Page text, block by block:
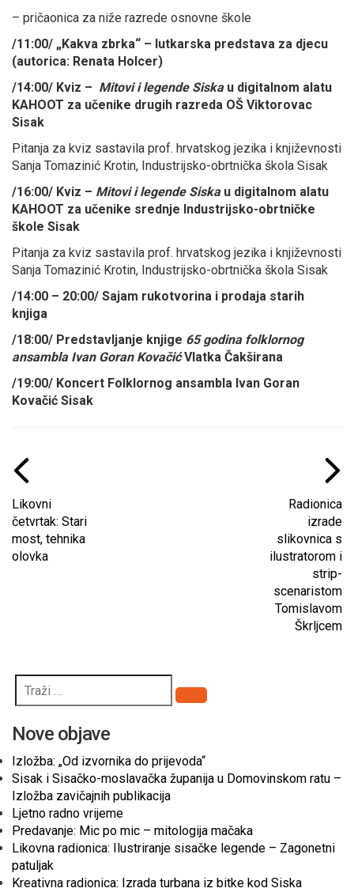
– pričaonica za niže razrede osnovne škole
/11:00/ „Kakva zbrka“ – lutkarska predstava za djecu
(autorica: Renata Holcer)
/14:00/ Kviz – Mitovi i legende Siskau digitalnom alatu
KAHOOT za učenike drugih razreda OŠ Viktorovac
Sisak
Pitanja za kviz sastavila prof. hrvatskog jezika i književnosti
Sanja Tomazinić Krotin, Industrijsko-obrtnička škola Sisak
/16:00/ Kviz – Mitovi i legende Siskau digitalnom alatu
KAHOOT za učenike srednje Industrijsko-obrtničke
škole Sisak
Pitanja za kviz sastavila prof. hrvatskog jezika i književnosti
Sanja Tomazinić Krotin, Industrijsko-obrtnička škola Sisak
/14:00 – 20:00/ Sajam rukotvorina i prodaja starih
knjiga
/18:00/ Predstavljanje knjige 65 godina folklornog
ansambla Ivan Goran KovačićVlatka Čakširana
/19:00/ Koncert Folklornog ansambla Ivan Goran
Kovačić Sisak
Likovni
četvrtak: Stari
most, tehnika
olovka
Radionica
izrade
slikovnica s
ilustratorom i
strip-
scenaristom
Tomislavom
Škrljcem
Pretraži
Nove objave
Izložba: „Od izvornika do prijevoda“
Sisak i Sisačko-moslavačka županija u Domovinskom ratu –
Izložba zavičajnih publikacija
Ljetno radno vrijeme
Predavanje: Mic po mic – mitologija mačaka
Likovna radionica: Ilustriranje sisačke legende – Zagonetni
patuljak
Kreativna radionica: Izrada turbana iz bitke kod Siska